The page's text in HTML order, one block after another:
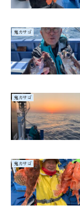
鬼カサゴ
鬼カサゴ
鬼カサゴ